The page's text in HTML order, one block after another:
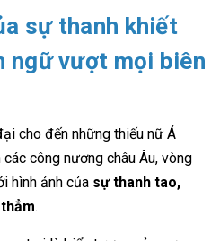
sự thanh khiết
ngữ vượt mọi biên
cho đến những thiếu nữ Á
công nương châu Âu, vòng
hình ảnh của sự thanh tao,
.